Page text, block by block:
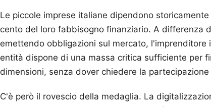
Le piccole imprese italiane dipendono
cento del loro fabbisogno finanziario. A differenza
emettendo obbligazioni sul mercato,
entità dispone di una massa critica sufficiente per
dimensioni, senza dover chiedere la
C'è però il rovescio della medaglia. La